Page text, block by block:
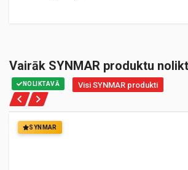
Vairāk SYNMAR produktu
NOLIKTAVĀ Visi SYNMAR produkti
SYNMAR